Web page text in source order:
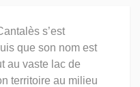
s’est
que son nom est
au vaste lac de
territoire au milieu